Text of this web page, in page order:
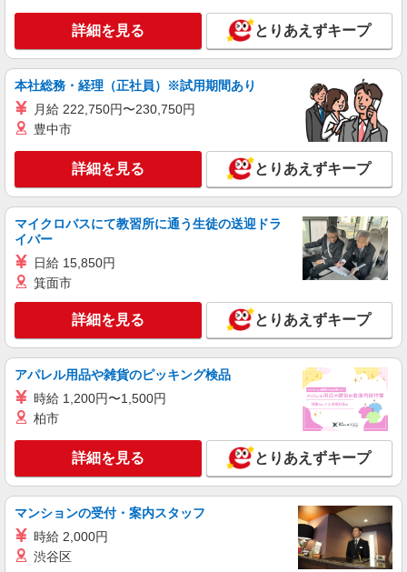
通院サポートなど
時給2300円〜2875円＜ガソリン代含め交通費
全額支給/日払い・週払いOK＞
生駒市門前町周辺
キープ 詳細を見る
株式会社kotrio /●NR-H-2102237
【年齢不問】生駒市の小規模デイサービス＊資
格経験不問
時給1500円〜2125円 ＜日払い有/週払い有/交
生駒市内 ※東生駒駅から車5分ほど
キープ 詳細を見る
派遣社員
株式会社kotrio /●NR-H-2099773
介護は人生のサポーター。サ高住STAFF募
時給1500円〜2150円 ＜日払い有/週払い有/交
通費全支給(ガソリン代含む)＞
生駒市内 ※東生駒駅から車5分ほど
キープ 詳細を見る
派遣社員
詳細を見る とりあえずキープ
本社総務・経理（正社員）※試用期間あり
月給 222,750円〜230,750円
豊中市
詳細を見る とりあえずキープ
マイクロバスにて教習所に通う生徒の送迎ドラ
イバー
日給 15,850円
箕面市
詳細を見る とりあえずキープ
アパレル用品や雑貨のピッキング検品
時給 1,200円〜1,500円
柏市
詳細を見る とりあえずキープ
マンションの受付・案内スタッフ
時給 2,000円
渋谷区